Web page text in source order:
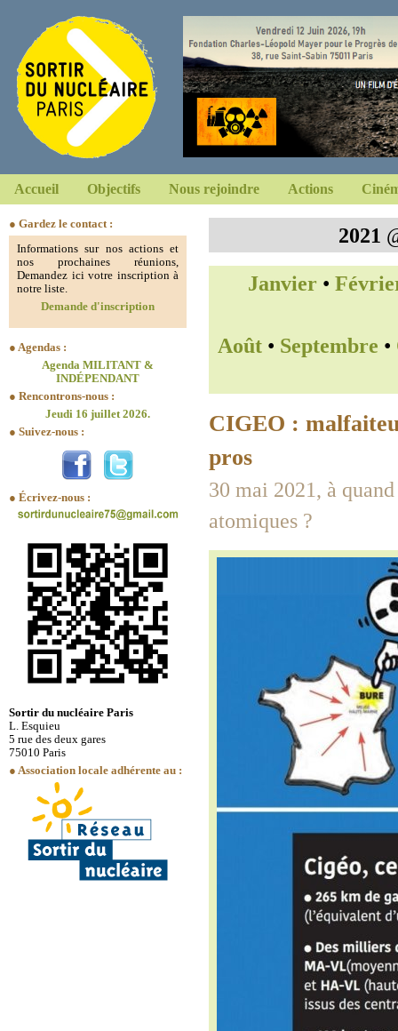
Accueil Objectifs Nous rejoindre Actions
● Gardez le contact :
Informations sur nos actions et
nos prochaines réunions,
Demandez ici votre inscription à
notre liste.
Demande d'inscription
● Agendas :
Agenda MILITANT &
INDÉPENDANT
● Rencontrons-nous :
Jeudi 16 juillet 2026.
● Suivez-nous :
● Écrivez-nous :
Sortir du nucléaire Paris
L. Esquieu
5 rue des deux gares
75010 Paris
● Association locale adhérente au :
2021
Janvier •
Août • Septembre •
CIGEO :
pros
30 mai 2021, à
atomiques ?